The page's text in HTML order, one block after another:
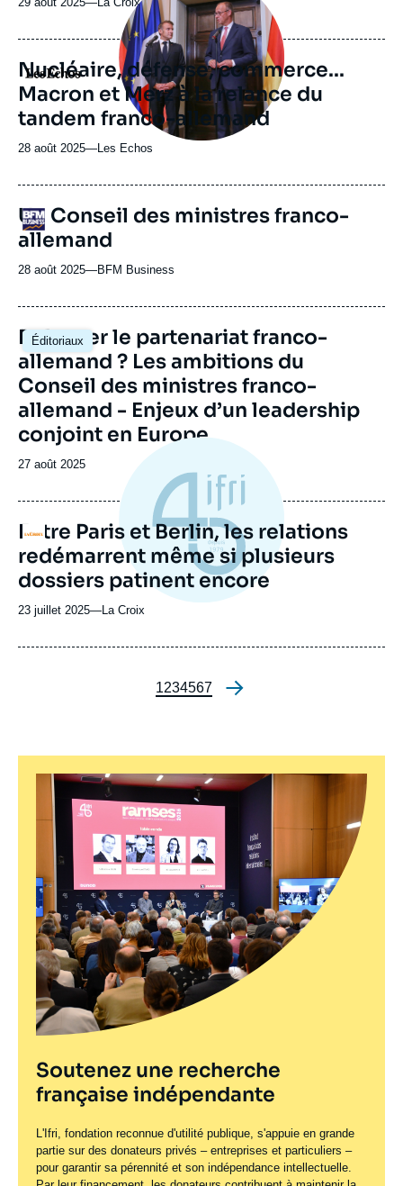
journal,
revue
ou
émission
Logo
médiatique
Nucléaire, défense, commerce...
Macron et Merz à la relance du
tandem franco-allemand
28 août 2025—Nom
journal,
ou
émission
Les Echos
Logo
URL
de
Dailymotion
Un Conseil des ministres franco-
allemand
28 août 2025—Nom
journal,
ou
émission
BFM Business
Éditoriaux
Image
principale
Relancer le partenariat franco-
allemand ? Les ambitions du
Conseil des ministres franco-
allemand - Enjeux d’un leadership
conjoint en Europe
Date
publication
27 août 2025
Logo
Entre Paris et Berlin, les relations
redémarrent même si plusieurs
dossiers patinent encore
23 juillet 2025—Nom
journal,
La Croix
Pagination
Page
1Page
2Page
3Page
4Page
5Page
6Page
7
Soutenez une recherche
française indépendante
L'Ifri, fondation reconnue d'utilité publique, s'appuie en grande
partie sur des donateurs privés – entreprises et particuliers –
pour garantir sa pérennité et son indépendance intellectuelle.